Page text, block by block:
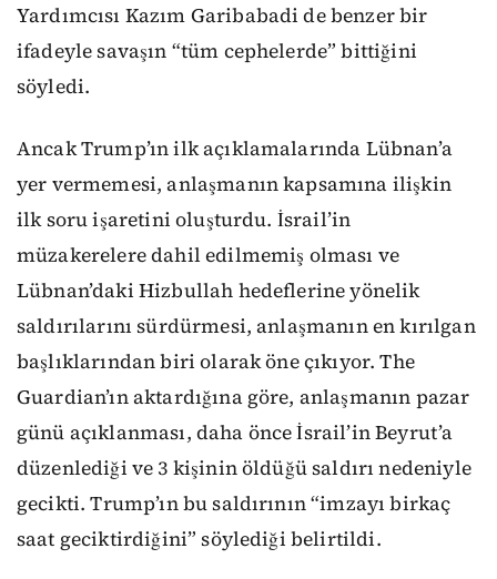
Yardımcısı Kazım Garibabadi de benzer bir
ifadeyle savaşın “tüm cephelerde” bittiğini
söyledi.
Ancak Trump’ın ilk açıklamalarında Lübnan’a
yer vermemesi, anlaşmanın kapsamına ilişkin
ilk soru işaretini oluşturdu. İsrail’in
müzakerelere dahil edilmemiş olması ve
Lübnan’daki Hizbullah hedeflerine yönelik
saldırılarını sürdürmesi, anlaşmanın en kırılgan
başlıklarından biri olarak öne çıkıyor. The
Guardian’ın aktardığına göre, anlaşmanın pazar
günü açıklanması, daha önce İsrail’in Beyrut’a
düzenlediği ve 3 kişinin öldüğü saldırı nedeniyle
gecikti. Trump’ın bu saldırının “imzayı birkaç
saat geciktirdiğini” söylediği belirtildi.